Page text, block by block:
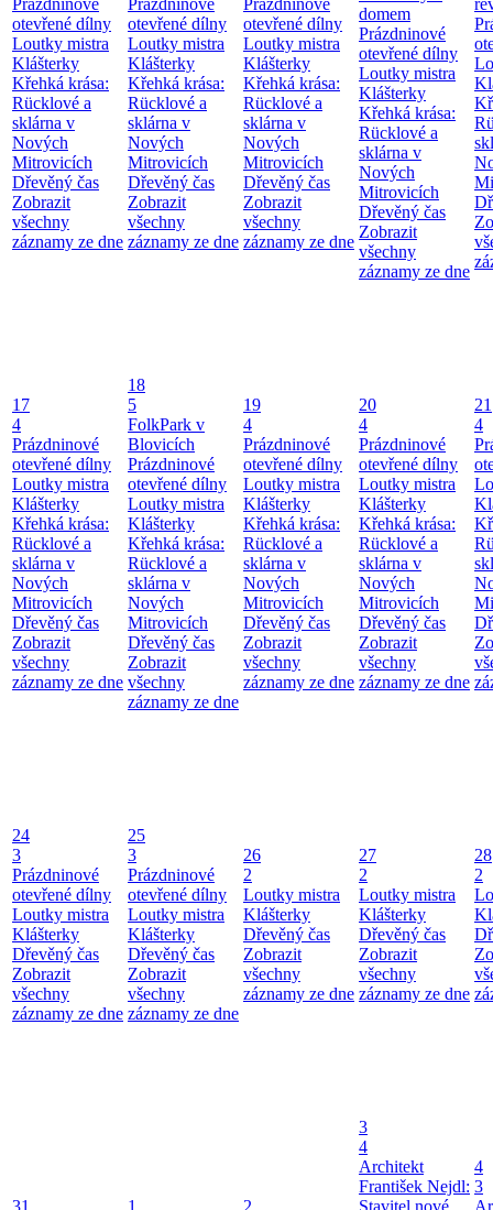
Prázdninové
otevřené dílny
Loutky mistra
Klášterky
Křehká krása:
Rücklové a
sklárna v
Nových
Mitrovicích
Dřevěný čas
Zobrazit
všechny
záznamy ze dne
Prázdninové
otevřené dílny
Loutky mistra
Klášterky
Křehká krása:
Rücklové a
sklárna v
Nových
Mitrovicích
Dřevěný čas
Zobrazit
všechny
záznamy ze dne
Prázdninové
otevřené dílny
Loutky mistra
Klášterky
Křehká krása:
Rücklové a
sklárna v
Nových
Mitrovicích
Dřevěný čas
Zobrazit
všechny
záznamy ze dne
domem
Prázdninové
otevřené dílny
Loutky mistra
Klášterky
Křehká krása:
Rücklové a
sklárna v
Nových
Mitrovicích
Dřevěný čas
Zobrazit
všechny
záznamy ze dne
17
4
Prázdninové
otevřené dílny
Loutky mistra
Klášterky
Křehká krása:
Rücklové a
sklárna v
Nových
Mitrovicích
Dřevěný čas
Zobrazit
všechny
záznamy ze dne
18
5
FolkPark v
Blovicích
Prázdninové
otevřené dílny
Loutky mistra
Klášterky
Křehká krása:
Rücklové a
sklárna v
Nových
Mitrovicích
Dřevěný čas
Zobrazit
všechny
záznamy ze dne
19
4
Prázdninové
otevřené dílny
Loutky mistra
Klášterky
Křehká krása:
Rücklové a
sklárna v
Nových
Mitrovicích
Dřevěný čas
Zobrazit
všechny
záznamy ze dne
20
4
Prázdninové
otevřené dílny
Loutky mistra
Klášterky
Křehká krása:
Rücklové a
sklárna v
Nových
Mitrovicích
Dřevěný čas
Zobrazit
všechny
záznamy ze dne
21
4
24
3
Prázdninové
otevřené dílny
Loutky mistra
Klášterky
Dřevěný čas
Zobrazit
všechny
záznamy ze dne
25
3
Prázdninové
otevřené dílny
Loutky mistra
Klášterky
Dřevěný čas
Zobrazit
všechny
záznamy ze dne
26
2
Loutky mistra
Klášterky
Dřevěný čas
Zobrazit
všechny
záznamy ze dne
27
2
Loutky mistra
Klášterky
Dřevěný čas
Zobrazit
všechny
záznamy ze dne
28
2
3
4
Architekt
František Nejdl:
4
3